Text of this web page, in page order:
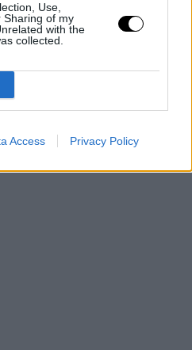
Use,
Sharing of my
with the
collected.
Access Privacy Policy